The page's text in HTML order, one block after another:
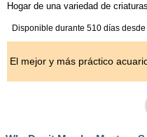
Hogar de una variedad de
Disponible durante 510 días desde
El mejor y más práctico